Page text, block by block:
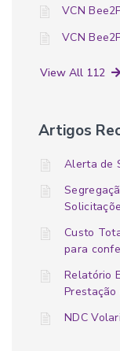
VCN
VCN
View All 112
Artigos
Alerta de
Custo
para
Relatório
Prestação
NDC